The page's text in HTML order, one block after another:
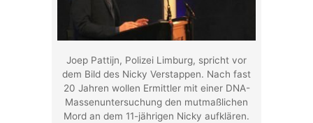
Joep Pattijn, Polizei Limburg, spricht vor
dem Bild des Nicky Verstappen. Nach fast
20 Jahren wollen Ermittler mit einer DNA-
Massenuntersuchung den mutmaßlichen
Mord an dem 11-jährigen Nicky aufklären.